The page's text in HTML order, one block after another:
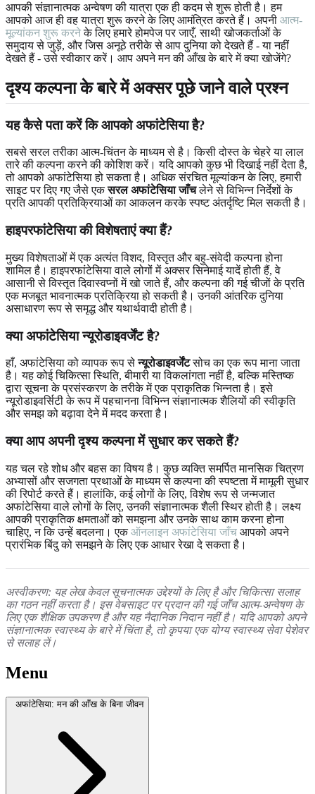
आपकी संज्ञानात्मक अन्वेषण की यात्रा एक ही कदम से शुरू होती है। हम
आपको आज ही वह यात्रा शुरू करने के लिए आमंत्रित करते हैं। अपनी आत्म-
मूल्यांकन शुरू करनेके लिए हमारे होमपेज पर जाएँ, साथी खोजकर्ताओं के
समुदाय से जुड़ें, और जिस अनूठे तरीके से आप दुनिया को देखते हैं - या नहीं
देखते हैं - उसे स्वीकार करें। आप अपने मन की आँख के बारे में क्या खोजेंगे?
दृश्य कल्पना के बारे में अक्सर पूछे जाने वाले प्रश्न
यह कैसे पता करें कि आपको अफांटेसिया है?
सबसे सरल तरीका आत्म-चिंतन के माध्यम से है। किसी दोस्त के चेहरे या लाल
तारे की कल्पना करने की कोशिश करें। यदि आपको कुछ भी दिखाई नहीं देता है,
तो आपको अफांटेसिया हो सकता है। अधिक संरचित मूल्यांकन के लिए, हमारी
साइट पर दिए गए जैसे एकसरल अफांटेसिया जाँचलेने से विभिन्न निर्देशों के
प्रति आपकी प्रतिक्रियाओं का आकलन करके स्पष्ट अंतर्दृष्टि मिल सकती है।
हाइपरफांटेसिया की विशेषताएं क्या हैं?
मुख्य विशेषताओं में एक अत्यंत विशद, विस्तृत और बहु-संवेदी कल्पना होना
शामिल है। हाइपरफांटेसिया वाले लोगों में अक्सर सिनेमाई यादें होती हैं, वे
आसानी से विस्तृत दिवास्वप्नों में खो जाते हैं, और कल्पना की गई चीजों के प्रति
एक मजबूत भावनात्मक प्रतिक्रिया हो सकती है। उनकी आंतरिक दुनिया
असाधारण रूप से समृद्ध और यथार्थवादी होती है।
क्या अफांटेसिया न्यूरोडाइवर्जेंट है?
हाँ, अफांटेसिया को व्यापक रूप सेन्यूरोडाइवर्जेंटसोच का एक रूप माना जाता
है। यह कोई चिकित्सा स्थिति, बीमारी या विकलांगता नहीं है, बल्कि मस्तिष्क
द्वारा सूचना के प्रसंस्करण के तरीके में एक प्राकृतिक भिन्नता है। इसे
न्यूरोडाइवर्सिटी के रूप में पहचानना विभिन्न संज्ञानात्मक शैलियों की स्वीकृति
और समझ को बढ़ावा देने में मदद करता है।
क्या आप अपनी दृश्य कल्पना में सुधार कर सकते हैं?
यह चल रहे शोध और बहस का विषय है। कुछ व्यक्ति समर्पित मानसिक चित्रण
अभ्यासों और सजगता प्रथाओं के माध्यम से कल्पना की स्पष्टता में मामूली सुधार
की रिपोर्ट करते हैं। हालांकि, कई लोगों के लिए, विशेष रूप से जन्मजात
अफांटेसिया वाले लोगों के लिए, उनकी संज्ञानात्मक शैली स्थिर होती है। लक्ष्य
आपकी प्राकृतिक क्षमताओं को समझना और उनके साथ काम करना होना
चाहिए, न कि उन्हें बदलना। एकऑनलाइन अफांटेसिया जाँच आपको अपने
प्रारंभिक बिंदु को समझने के लिए एक आधार रेखा दे सकता है।
अस्वीकरण: यह लेख केवल सूचनात्मक उद्देश्यों के लिए है और चिकित्सा सलाह
का गठन नहीं करता है। इस वेबसाइट पर प्रदान की गई जाँच आत्म-अन्वेषण के
लिए एक शैक्षिक उपकरण है और यह नैदानिक ​​निदान नहीं है। यदि आपको अपने
संज्ञानात्मक स्वास्थ्य के बारे में चिंता है, तो कृपया एक योग्य स्वास्थ्य सेवा पेशेवर
से सलाह लें।
Menu
अफांटेसिया: मन की आँख के बिना जीवन